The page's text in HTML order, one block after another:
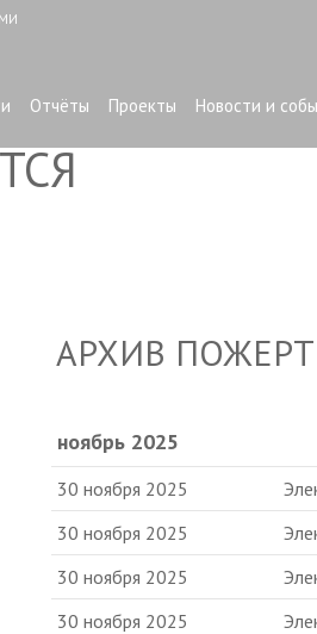
Отчёты Проекты Новости и
АРХИВ
ноябрь 2025
30 ноября 2025
30 ноября 2025
30 ноября 2025
30 ноября 2025